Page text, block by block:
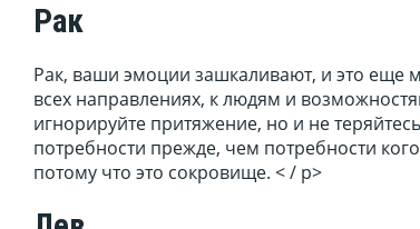
Рак
Рак, ваши эмоции зашкаливают, и это еще
всех направлениях, к людям и
игнорируйте притяжение, но и не
потребности прежде, чем потребности
потому что это сокровище. < / p>